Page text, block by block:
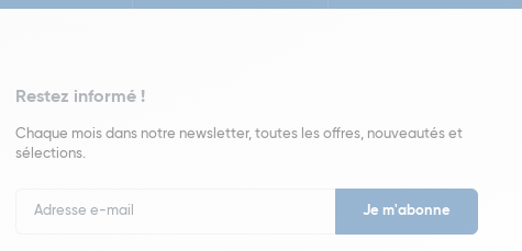
Restez informé !
Chaque mois dans notre newsletter, toutes les offres, nouveautés et
sélections.
Newsletter